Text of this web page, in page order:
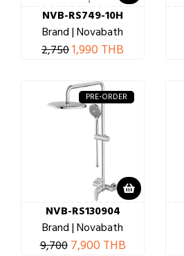
NVB-RS749-10H
Brand | Novabath
2,7501,990 THB
PRE-ORDER
NVB-RS130904
Brand | Novabath
9,700 7,900 THB